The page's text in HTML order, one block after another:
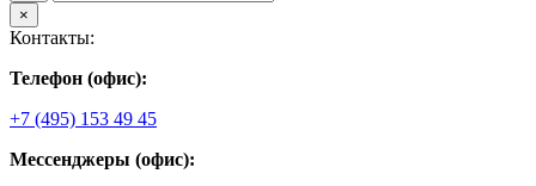
×
Контакты:
Телефон (офис):
+7 (495) 153 49 45
Мессенджеры (офис):